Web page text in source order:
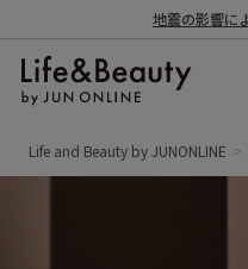
地震の影響に
Life and Beauty by JUNONLINE